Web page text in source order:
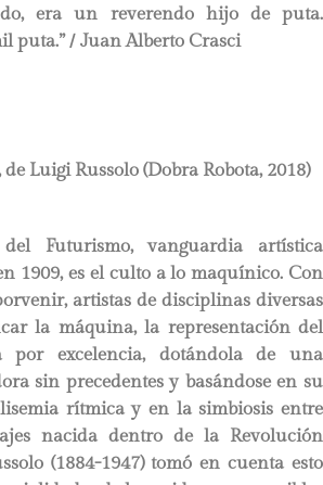
era un reverendo hijo de puta.
puta.”/ Juan Alberto Crasci
Luigi Russolo (Dobra Robota, 2018)
Futurismo, vanguardia artística
1909, es el culto a lo maquínico. Con
artistas de disciplinas diversas
la máquina, la representación del
por excelencia, dotándola de una
sin precedentes y basándose en su
rítmica y en la simbiosis entre
nacida dentro de la Revolución
(1884-1947) tomó en cuenta esto